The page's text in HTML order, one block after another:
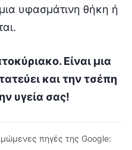
υφασμάτινη θήκη ή
Είναι μια
και την τσέπη
υγεία σας!
πηγές της Google: